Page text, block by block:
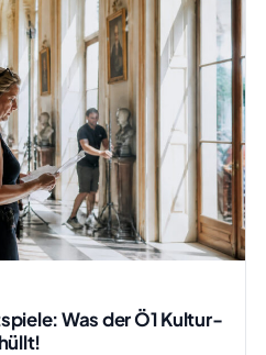
Was der Ö1 Kultur-